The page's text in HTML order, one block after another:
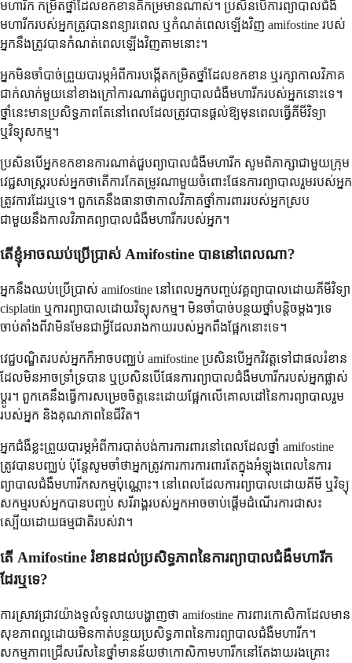
មហារីក កម្រិតថ្នាំដែលខកខានគឺកម្រមានណាស់។ ប្រសិនបើការព្យាបាលជំងឺ
មហារីករបស់អ្នកត្រូវបានពន្យារពេល ឬកំណត់ពេលឡើងវិញ amifostine របស់
អ្នកនឹងត្រូវបានកំណត់ពេលឡើងវិញតាមនោះ។
អ្នកមិនចាំបាច់ព្រួយបារម្ភអំពីការបង្កើតកម្រិតថ្នាំដែលខកខាន ឬរក្សាកាលវិភាគ
ជាក់លាក់មួយនៅខាងក្រៅការណាត់ជួបព្យាបាលជំងឺមហារីករបស់អ្នកនោះទេ។
ថ្នាំនេះមានប្រសិទ្ធភាពតែនៅពេលដែលត្រូវបានផ្តល់ឱ្យមុនពេលធ្វើគីមីវិទ្យា
ឬវិទ្យុសកម្ម។
ប្រសិនបើអ្នកខកខានការណាត់ជួបព្យាបាលជំងឺមហារីក សូមពិភាក្សាជាមួយក្រុម
វេជ្ជសាស្រ្តរបស់អ្នកថាតើការកែតម្រូវណាមួយចំពោះផែនការព្យាបាលរួមរបស់អ្នក
ត្រូវការដែរឬទេ។ ពួកគេនឹងធានាថាកាលវិភាគថ្នាំការពាររបស់អ្នកស្រប
ជាមួយនឹងកាលវិភាគព្យាបាលជំងឺមហារីករបស់អ្នក។
តើខ្ញុំអាចឈប់ប្រើប្រាស់ Amifostine បាននៅពេលណា?
អ្នកនឹងឈប់ប្រើប្រាស់ amifostine នៅពេលអ្នកបញ្ចប់វគ្គព្យាបាលដោយគីមីវិទ្យា
cisplatin ឬការព្យាបាលដោយវិទ្យុសកម្ម។ មិនចាំបាច់បន្ថយថ្នាំបន្តិចម្តងៗទេ
ចាប់តាំងពីវាមិនមែនជាអ្វីដែលរាងកាយរបស់អ្នកពឹងផ្អែកនោះទេ។
វេជ្ជបណ្ឌិតរបស់អ្នកក៏អាចបញ្ឈប់ amifostine ប្រសិនបើអ្នកវិវត្តទៅជាផលរំខាន
ដែលមិនអាចទ្រាំទ្របាន ឬប្រសិនបើផែនការព្យាបាលជំងឺមហារីករបស់អ្នកផ្លាស់
ប្តូរ។ ពួកគេនឹងធ្វើការសម្រេចចិត្តនេះដោយផ្អែកលើគោលដៅនៃការព្យាបាលរួម
របស់អ្នក និងគុណភាពនៃជីវិត។
អ្នកជំងឺខ្លះព្រួយបារម្ភអំពីការបាត់បង់ការការពារនៅពេលដែលថ្នាំ amifostine
ត្រូវបានបញ្ឈប់ ប៉ុន្តែសូមចាំថាអ្នកត្រូវការការការពារតែក្នុងអំឡុងពេលនៃការ
ព្យាបាលជំងឺមហារីកសកម្មប៉ុណ្ណោះ។ នៅពេលដែលការព្យាបាលដោយគីមី ឬវិទ្យុ
សកម្មរបស់អ្នកបានបញ្ចប់ សរីរាង្គរបស់អ្នកអាចចាប់ផ្តើមដំណើរការជាសះ
ស្បើយដោយធម្មជាតិរបស់វា។
តើ Amifostine រំខានដល់ប្រសិទ្ធភាពនៃការព្យាបាលជំងឺមហារីក
ដែរឬទេ?
ការស្រាវជ្រាវយ៉ាងទូលំទូលាយបង្ហាញថា amifostine ការពារកោសិកាដែលមាន
សុខភាពល្អដោយមិនកាត់បន្ថយប្រសិទ្ធភាពនៃការព្យាបាលជំងឺមហារីក។
សកម្មភាពជ្រើសរើសនៃថ្នាំមានន័យថាកោសិកាមហារីកនៅតែងាយរងគ្រោះ